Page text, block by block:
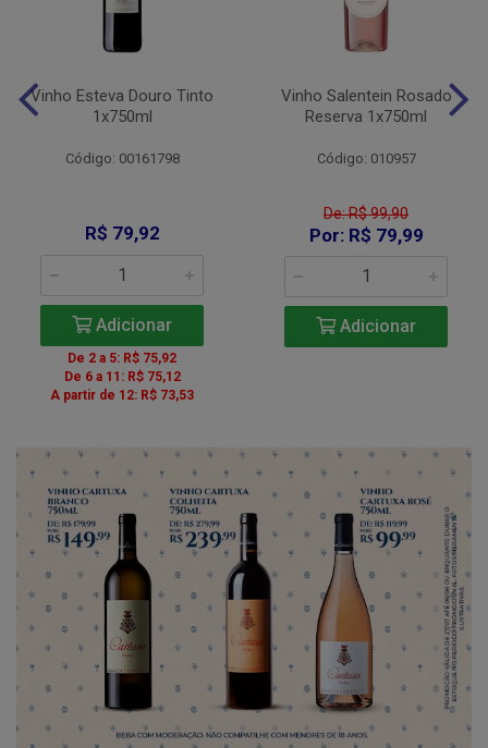
Vinho Esteva Douro Tinto
1x750ml
Código: 00161798
R$ 79,92
Adicionar
De 2 a 5: R$ 75,92
De 6 a 11: R$ 75,12
A partir de 12: R$ 73,53
Vinho Salentein Rosado
Reserva 1x750ml
Código: 010957
De: R$ 99,90
Por: R$ 79,99
Adicionar